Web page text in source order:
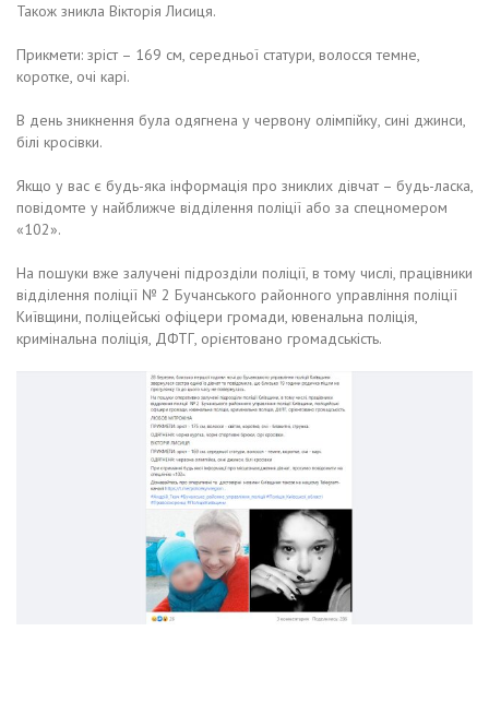
Також зникла Вікторія Лисиця.
Прикмети: зріст – 169 см, середньої статури, волосся темне,
коротке, очі карі.
В день зникнення була одягнена у червону олімпійку, сині джинси,
білі кросівки.
Якщо у вас є будь-яка інформація про зниклих дівчат – будь-ласка,
повідомте у найближче відділення поліції або за спецномером
«102».
На пошуки вже залучені підрозділи поліції, в тому числі, працівники
відділення поліції № 2 Бучанського районного управління поліції
Київщини, поліцейські офіцери громади, ювенальна поліція,
кримінальна поліція, ДФТГ, орієнтовано громадськість.